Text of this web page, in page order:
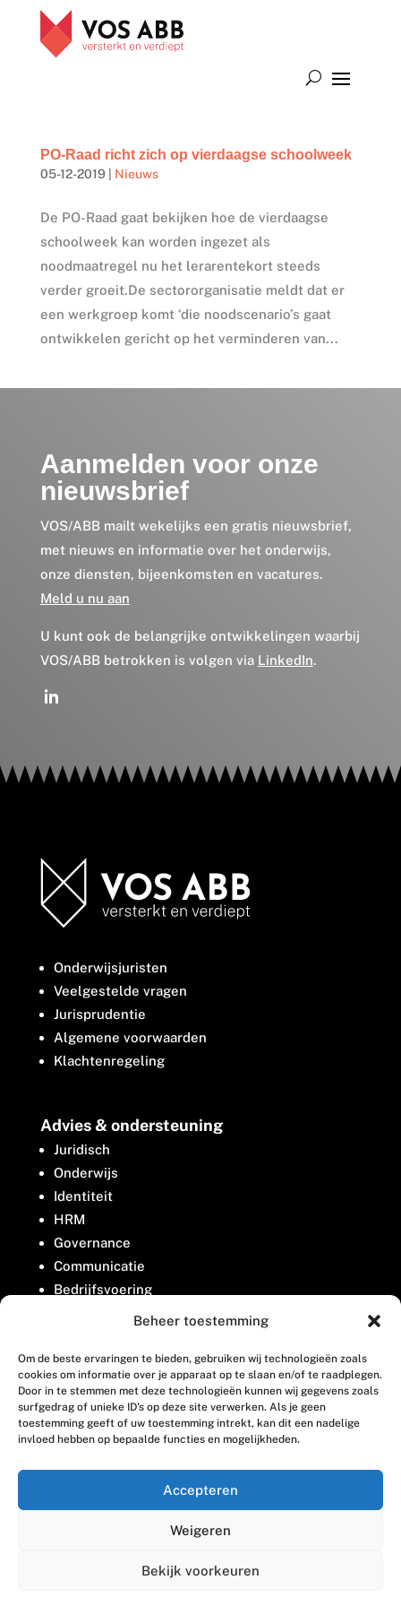
Beheer toestemming
Om de beste ervaringen te bieden, gebruiken wij technologieën zoals
cookies om informatie over je apparaat op te slaan en/of te raadplegen.
Door in te stemmen met deze technologieën kunnen wij gegevens zoals
surfgedrag of unieke ID's op deze site verwerken. Als je geen
toestemming geeft of uw toestemming intrekt, kan dit een nadelige
invloed hebben op bepaalde functies en mogelijkheden.
Accepteren
Weigeren
Bekijk voorkeuren
PO-Raad richt zich op vierdaagse schoolweek
05-12-2019| Nieuws
De PO-Raad gaat bekijken hoe de vierdaagse
schoolweek kan worden ingezet als
noodmaatregel nu het lerarentekort steeds
verder groeit.De sectororganisatie meldt dat er
een werkgroep komt ‘die noodscenario’s gaat
ontwikkelen gericht op het verminderen van...
Aanmelden voor onze
nieuwsbrief
VOS/ABB mailt wekelijks een gratis nieuwsbrief,
met nieuws en informatie over het onderwijs,
onze diensten, bijeenkomsten en vacatures.
Meld u nu aan
U kunt ook de belangrijke ontwikkelingen waarbij
VOS/ABB betrokken is volgen via LinkedIn.
Onderwijsjuristen
Veelgestelde vragen
Jurisprudentie
Algemene voorwaarden
Klachtenregeling
Advies & ondersteuning
Juridisch
Onderwijs
Identiteit
HRM
Governance
Communicatie
Bedrijfsvoering
Belangenbehartiging
Contact
Houttuinlaan 8
3447 GM Woerden